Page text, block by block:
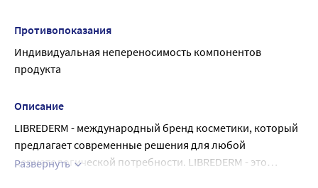
Противопоказания
Индивидуальная непереносимость компонентов
продукта
Описание
LIBREDERM - международный бренд косметики, который
предлагает современные решения для любой
дерматологической потребности. LIBREDERM - это
Развернуть